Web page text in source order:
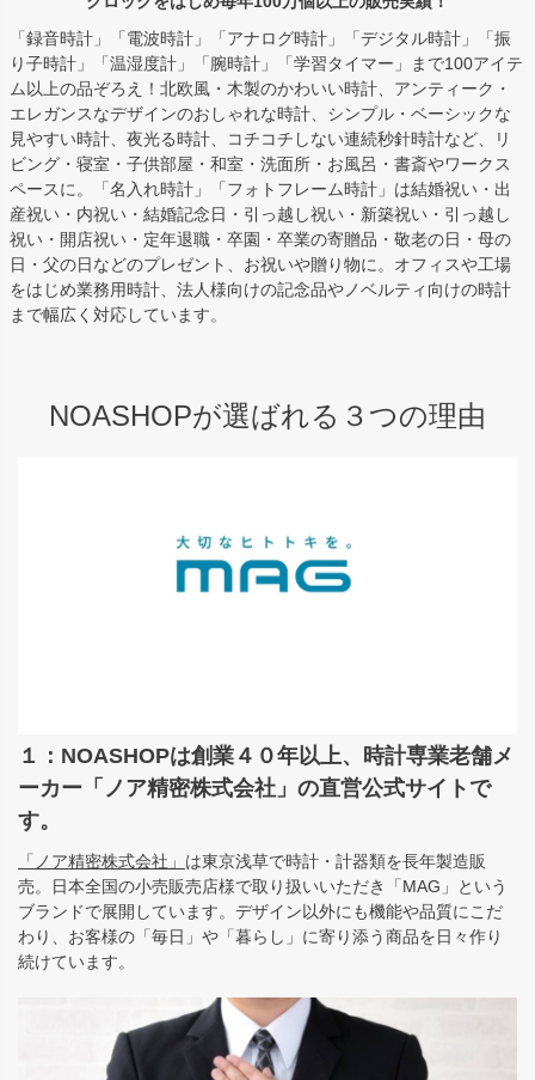
「録音時計」「電波時計」「アナログ時計」「デジタル時計」「振
り子時計」「温湿度計」「腕時計」「学習タイマー」まで100アイテ
ム以上の品ぞろえ！北欧風・木製のかわいい時計、アンティーク・
エレガンスなデザインのおしゃれな時計、シンプル・ベーシックな
見やすい時計、夜光る時計、コチコチしない連続秒針時計など、リ
ビング・寝室・子供部屋・和室・洗面所・お風呂・書斎やワークス
ペースに。「名入れ時計」「フォトフレーム時計」は結婚祝い・出
産祝い・内祝い・結婚記念日・引っ越し祝い・新築祝い・引っ越し
祝い・開店祝い・定年退職・卒園・卒業の寄贈品・敬老の日・母の
日・父の日などのプレゼント、お祝いや贈り物に。オフィスや工場
をはじめ業務用時計、法人様向けの記念品やノベルティ向けの時計
まで幅広く対応しています。
NOASHOPが選ばれる３つの理由
１：NOASHOPは創業４０年以上、時計専業老舗メ
ーカー「ノア精密株式会社」の直営公式サイトで
す。
「ノア精密株式会社」 は東京浅草で時計・計器類を長年製造販
売。日本全国の小売販売店様で取り扱いいただき「MAG」という
ブランドで展開しています。デザイン以外にも機能や品質にこだ
わり、お客様の「毎日」や「暮らし」に寄り添う商品を日々作り
続けています。